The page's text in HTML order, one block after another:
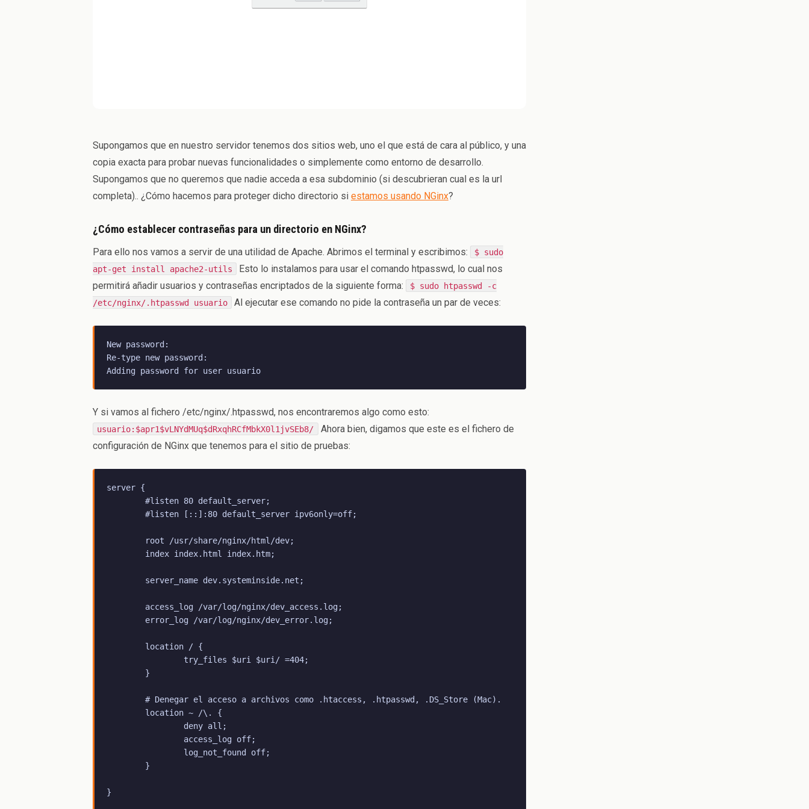
Supongamos que en nuestro servidor tenemos dos sitios web, uno el que está de cara al público, y una
copia exacta para probar nuevas funcionalidades o simplemente como entorno de desarrollo.
Supongamos que no queremos que nadie acceda a esa subdominio (si descubrieran cual es la url
completa).. ¿Cómo hacemos para proteger dicho directorio si estamos usando NGinx?
¿Cómo establecer contraseñas para un directorio en NGinx?
Para ello nos vamos a servir de una utilidad de Apache. Abrimos el terminal y escribimos:
$ sudo
apt-get install apache2-utils
Esto lo instalamos para usar el comando htpasswd, lo cual nos
permitirá añadir usuarios y contraseñas encriptados de la siguiente forma:
$ sudo htpasswd -c
/etc/nginx/.htpasswd usuario
Al ejecutar ese comando no pide la contraseña un par de veces:
New password:
Re-type new password:
Adding password for user usuario
Y si vamos al fichero /etc/nginx/.htpasswd, nos encontraremos algo como esto:
usuario:$apr1$vLNYdMUq$dRxqhRCfMbkX0l1jvSEb8/
Ahora bien, digamos que este es el fichero de
configuración de NGinx que tenemos para el sitio de pruebas:
server {
        #listen 80 default_server;
        #listen [::]:80 default_server ipv6only=off;
        root /usr/share/nginx/html/dev;
        index index.html index.htm;
        server_name dev.systeminside.net;
        access_log /var/log/nginx/dev_access.log;
        error_log /var/log/nginx/dev_error.log;
        location / {
                try_files $uri $uri/ =404;
        }
        # Denegar el acceso a archivos como .htaccess, .htpasswd, .DS_Store (Mac).
        location ~ /\. {
                deny all;
                access_log off;
                log_not_found off;
        }